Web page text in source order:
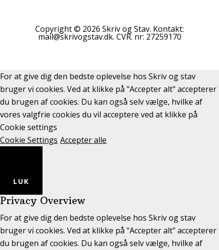
Copyright © 2026 Skriv og Stav. Kontakt:
mail@skrivogstav.dk. CVR. nr: 27259170
For at give dig den bedste oplevelse hos Skriv og stav
bruger vi cookies. Ved at klikke på "Accepter alt" accepterer
du brugen af cookies. Du kan også selv vælge, hvilke af
vores valgfrie cookies du vil acceptere ved at klikke på
Cookie settings
Cookie Settings Accepter alle
LUK
Privacy Overview
For at give dig den bedste oplevelse hos Skriv og stav
bruger vi cookies. Ved at klikke på "Accepter alt" accepterer
du brugen af cookies. Du kan også selv vælge, hvilke af